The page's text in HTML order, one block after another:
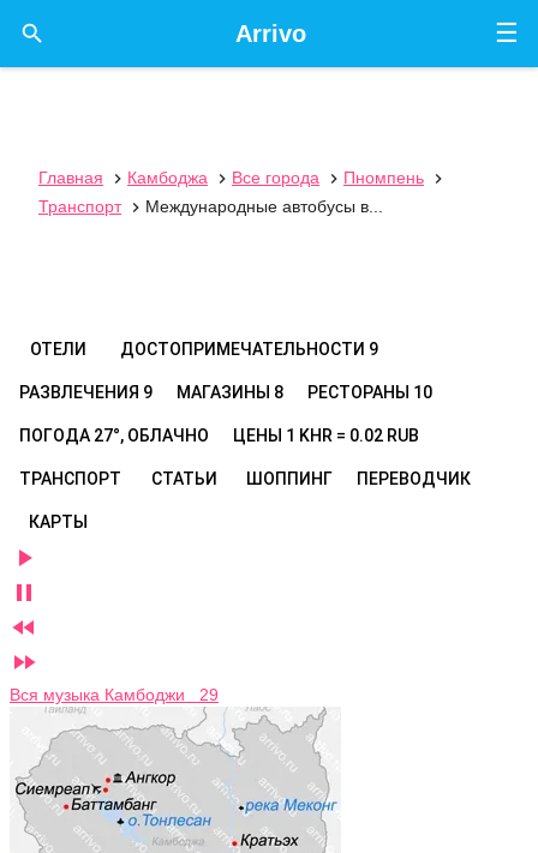
☰
Arrivo

Главная  Камбоджа  Все города  Пномпень

Транспорт
 Международные автобусы в...
ОТЕЛИ ДОСТОПРИМЕЧАТЕЛЬНОСТИ 9
РАЗВЛЕЧЕНИЯ 9 МАГАЗИНЫ 8 РЕСТОРАНЫ 10
ПОГОДА 27°, ОБЛАЧНО ЦЕНЫ 1 KHR = 0.02 RUB
ТРАНСПОРТ СТАТЬИ ШОППИНГ ПЕРЕВОДЧИК
КАРТЫ




Вся музыка Камбоджи 29